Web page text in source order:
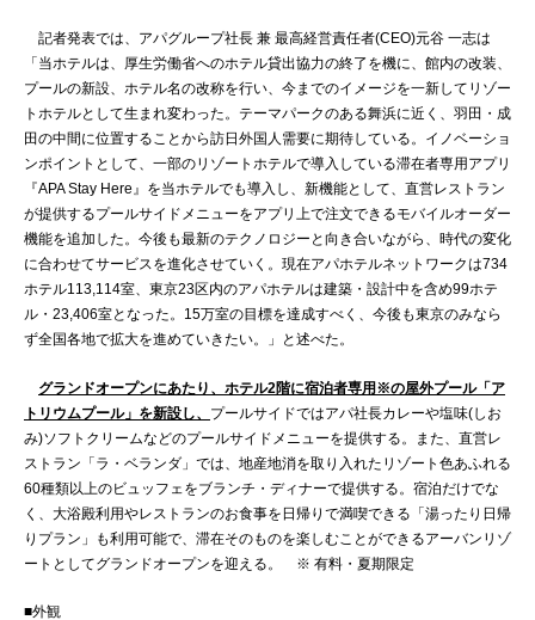
記者発表では、アパグループ社長 兼 最高経営責任者(CEO)元谷 一志は
「当ホテルは、厚生労働省へのホテル貸出協力の終了を機に、館内の改装、
プールの新設、ホテル名の改称を行い、今までのイメージを一新してリゾー
トホテルとして生まれ変わった。テーマパークのある舞浜に近く、羽田・成
田の中間に位置することから訪日外国人需要に期待している。イノベーショ
ンポイントとして、一部のリゾートホテルで導入している滞在者専用アプリ
『APA Stay Here』を当ホテルでも導入し、新機能として、直営レストラン
が提供するプールサイドメニューをアプリ上で注文できるモバイルオーダー
機能を追加した。今後も最新のテクノロジーと向き合いながら、時代の変化
に合わせてサービスを進化させていく。現在アパホテルネットワークは734
ホテル113,114室、東京23区内のアパホテルは建築・設計中を含め99ホテ
ル・23,406室となった。15万室の目標を達成すべく、今後も東京のみなら
ず全国各地で拡大を進めていきたい。」と述べた。
グランドオープンにあたり、ホテル2階に宿泊者専用※の屋外プール「ア
トリウムプール」を新設し、 プールサイドではアパ社長カレーや塩味(しお
み)ソフトクリームなどのプールサイドメニューを提供する。また、直営レ
ストラン「ラ・ベランダ」では、地産地消を取り入れたリゾート色あふれる
60種類以上のビュッフェをブランチ・ディナーで提供する。宿泊だけでな
く、大浴殿利用やレストランのお食事を日帰りで満喫できる「湯ったり日帰
りプラン」も利用可能で、滞在そのものを楽しむことができるアーバンリゾ
ートとしてグランドオープンを迎える。 ※ 有料・夏期限定
■外観